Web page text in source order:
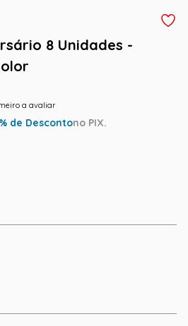
8 Unidades -
a avaliar
% de Descontono PIX.